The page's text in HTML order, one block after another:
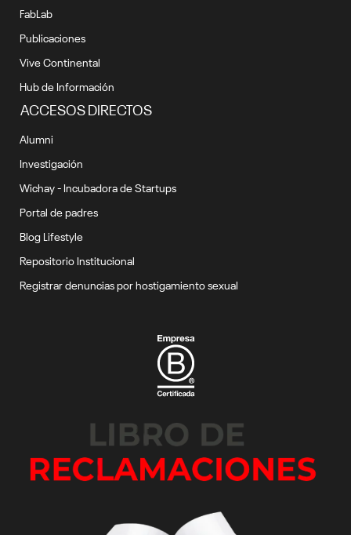
FabLab
Publicaciones
Vive Continental
Hub de Información
ACCESOS DIRECTOS
Alumni
Investigación
Wichay - Incubadora de Startups
Portal de padres
Blog Lifestyle
Repositorio Institucional
Registrar denuncias por hostigamiento sexual